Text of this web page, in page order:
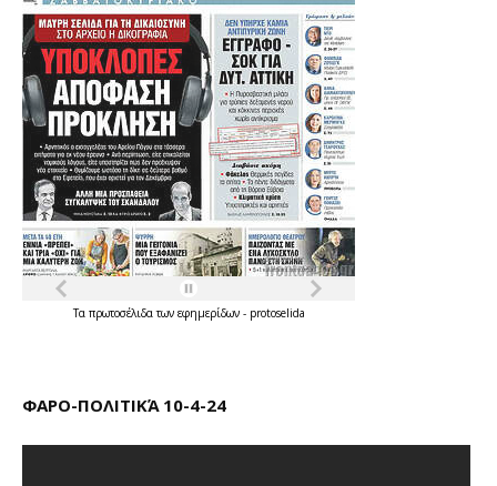
Τα πρωτοσέλιδατων εφημερίδων - protoselida
ΦΑΡΟ-ΠΟΛΙΤΙΚΆ 10-4-24